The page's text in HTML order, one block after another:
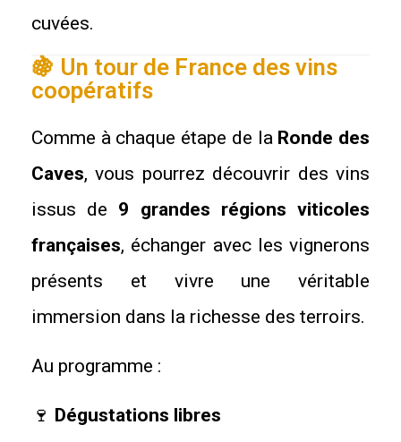
cuvées.
🍇 Un tour de France des vins
coopératifs
Comme à chaque étape de la Ronde des
Caves, vous pourrez découvrir des vins
issus de 9 grandes régions viticoles
françaises, échanger avec les vignerons
présents et vivre une véritable
immersion dans la richesse des terroirs.
Au programme :
🍷 Dégustations libres